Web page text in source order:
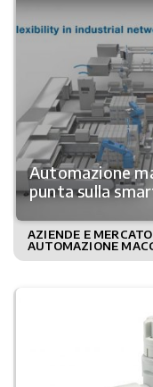
Automazione
punta sulla
AZIENDE E MERCATO
AUTOMAZIONE